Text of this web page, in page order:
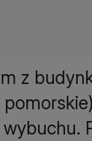
z
wybuchu.